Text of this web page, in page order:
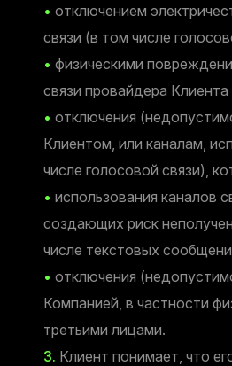
• отключением
связи (в том числе
• физическими
связи провайдера
• отключения
Клиентом, или каналам,
числе голосовой связи),
• использования каналов
создающих риск
числе текстовых
• отключения
Компанией, в частности
третьими лицами.
3. Клиент понимает, что